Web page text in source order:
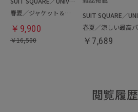
春夏／ジャケット＆パンツセットアップ／洗濯ネット付き
￥ 9,900
￥16,500 ￥ 7,689
閲覧履歴